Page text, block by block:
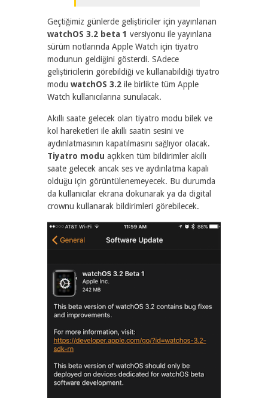
Geçtiğimiz günlerde geliştiriciler için yayınlanan
watchOS 3.2 beta 1 versiyonu ile yayınlana
sürüm notlarında Apple Watch için tiyatro
modunun geldiğini gösterdi. SAdece
geliştiricilerin görebildiği ve kullanabildiği tiyatro
modu watchOS 3.2 ile birlikte tüm Apple
Watch kullanıcılarına sunulacak.
Akıllı saate gelecek olan tiyatro modu bilek ve
kol hareketleri ile akıllı saatin sesini ve
aydınlatmasının kapatılmasını sağlıyor olacak.
Tiyatro modu açıkken tüm bildirimler akıllı
saate gelecek ancak ses ve aydınlatma kapalı
olduğu için görüntülenemeyecek. Bu durumda
da kullanıcılar ekrana dokunarak ya da digital
crownu kullanarak bildirimleri görebilecek.